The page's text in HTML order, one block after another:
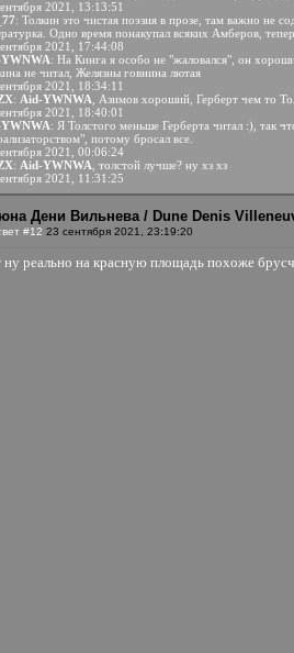
2021, 13:13:51
: Толкин это чистая поэзия в прозе, там важно не
Одно время понакупал всяких Амберов,
2021, 17:44:08
: На Кинга я особо не "жаловался", он
не читал, Желязны говнина лютая
2021, 18:34:11
: Aid-YWNWA , Азимов хороший, Герберт чем то
2021, 18:40:01
: Я Толстого меньше Герберта читал :), так
потому бросал все.
2021, 00:06:24
: Aid-YWNWA , толстой лучше? ну хз хз
2021, 11:31:25
Дени Вильнева / Dune Denis
#12 23 сентября 2021, 23:19:20
ну реально на красную площадь похоже